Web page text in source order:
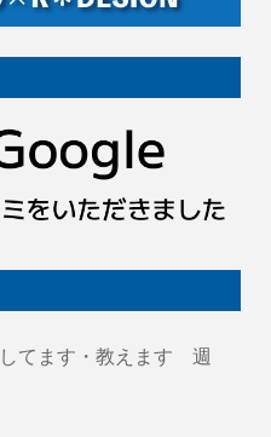
てます・教えます 週